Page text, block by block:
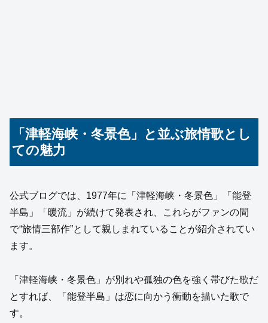
「津軽海峡・冬景色」と並ぶ旅情歌とし
ての魅力
公式ブログでは、1977年に「津軽海峡・冬景色」「能登
半島」「暖流」が続けて発表され、これらがファンの間
で“旅情三部作”として親しまれていることが紹介されてい
ます。
「津軽海峡・冬景色」が別れや孤独の色を強く帯びた歌だ
とすれば、「能登半島」は恋に向かう衝動を描いた歌で
す。